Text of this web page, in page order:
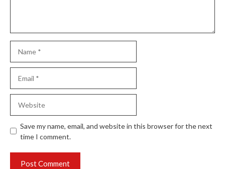
Save my name, email, and website in this browser for the next
time I comment.